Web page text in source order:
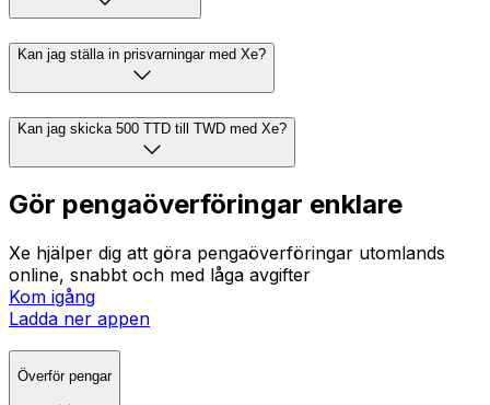
Kan jag ställa in prisvarningar med Xe?
Kan jag skicka 500 TTD till TWD med Xe?
Gör pengaöverföringar enklare
Xe hjälper dig att göra pengaöverföringar utomlands
online, snabbt och med låga avgifter
Kom igång
Ladda ner appen
Överför pengar